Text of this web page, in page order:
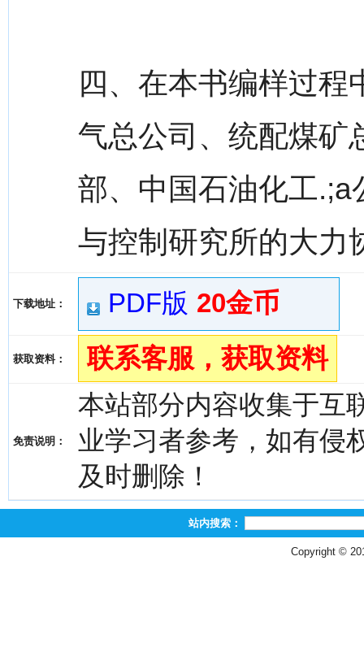
四、在本书编样过
气总公司、统配煤矿
部、中国石油化工
与控制研究所的大力
下载地址： PDF版 20金币
获取资料： 联系客服，获取资料
免责说明：
本站部分内容收集于互
业学习者参考，如有侵
及时删除！
站内搜索：
Copyright ©